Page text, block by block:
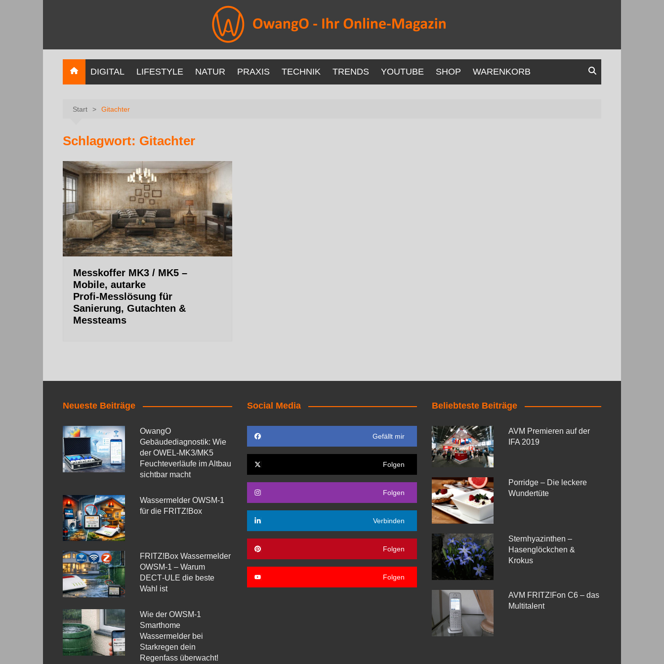
DIGITAL LIFESTYLE NATUR PRAXIS TECHNIK TRENDS YOUTUBE SHOP WARENKORB
Start Gitachter
Schlagwort: Gitachter
Messkoffer MK3 / MK5 –
Mobile, autarke
Profi‑Messlösung für
Sanierung, Gutachten &
Messteams
Neueste Beiträge
OwangO
Gebäudediagnostik: Wie
der OWEL‑MK3/MK5
Feuchteverläufe im Altbau
sichtbar macht
Wassermelder OWSM‑1
für die FRITZ!Box
FRITZ!Box Wassermelder
OWSM-1 – Warum
DECT‑ULE die beste
Wahl ist
Wie der OWSM‑1
Smarthome
Wassermelder bei
Starkregen dein
Regenfass überwacht!
Social Media
Gefällt mir
Folgen
Folgen
Verbinden
Folgen
Folgen
Beliebteste Beiträge
AVM Premieren auf der
IFA 2019
Porridge – Die leckere
Wundertüte
Sternhyazinthen –
Hasenglöckchen &
Krokus
AVM FRITZ!Fon C6 – das
Multitalent